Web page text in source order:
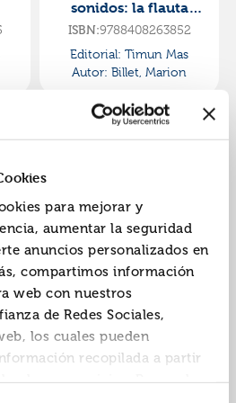
para mejorar y
aumentar la seguridad
anuncios personalizados en
compartimos información
web con nuestros
de Redes Sociales,
los cuales pueden
recopilada a partir
de sus servicios. Recuerda
sonidos: la flauta
mágica
ISBN:9788408263852
Editorial: Timun Mas
Autor: Billet, Marion
Músicas del mundo
para bailar. mi primer
libro de sonidos
ISBN:9788408266105
Editorial:Timun Mas
Autor:Billet, Marion